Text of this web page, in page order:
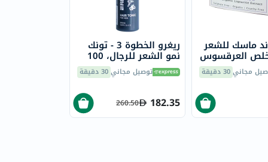
ريغرو الخطوة 3 - تونك
نمو الشعر للرجال، 100
مل توصيل مجاني30 دقيقة
182.35
260.50
ماسك للشعر
العرقسوس
مجاني30 دقيقة